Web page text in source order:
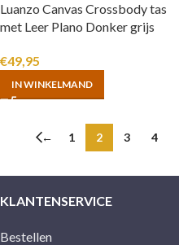
Luanzo Canvas Crossbody tas
met Leer Plano Donker grijs
€49,95
IN WINKELMAND
← 1 2 3 4
KLANTENSERVICE
Bestellen